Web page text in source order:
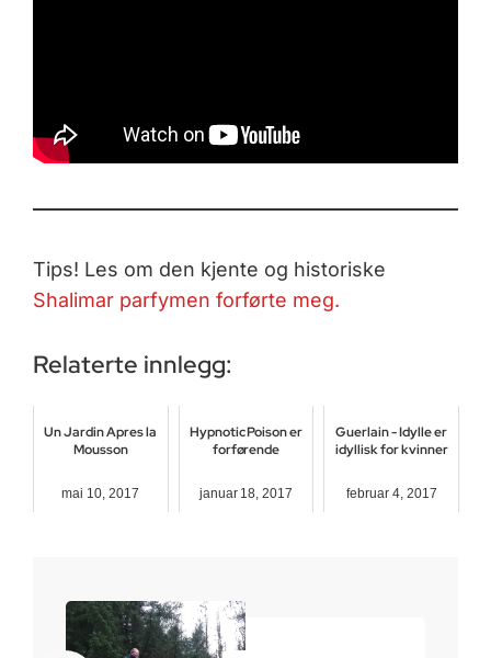
Tips! Les om den kjente og historiske
Shalimar parfymen forførte meg.
Relaterte innlegg:
Un Jardin Apres la
Mousson
mai 10, 2017
Hypnotic Poison er
forførende
januar 18, 2017
Guerlain - Idylle er
idyllisk for kvinner
februar 4, 2017